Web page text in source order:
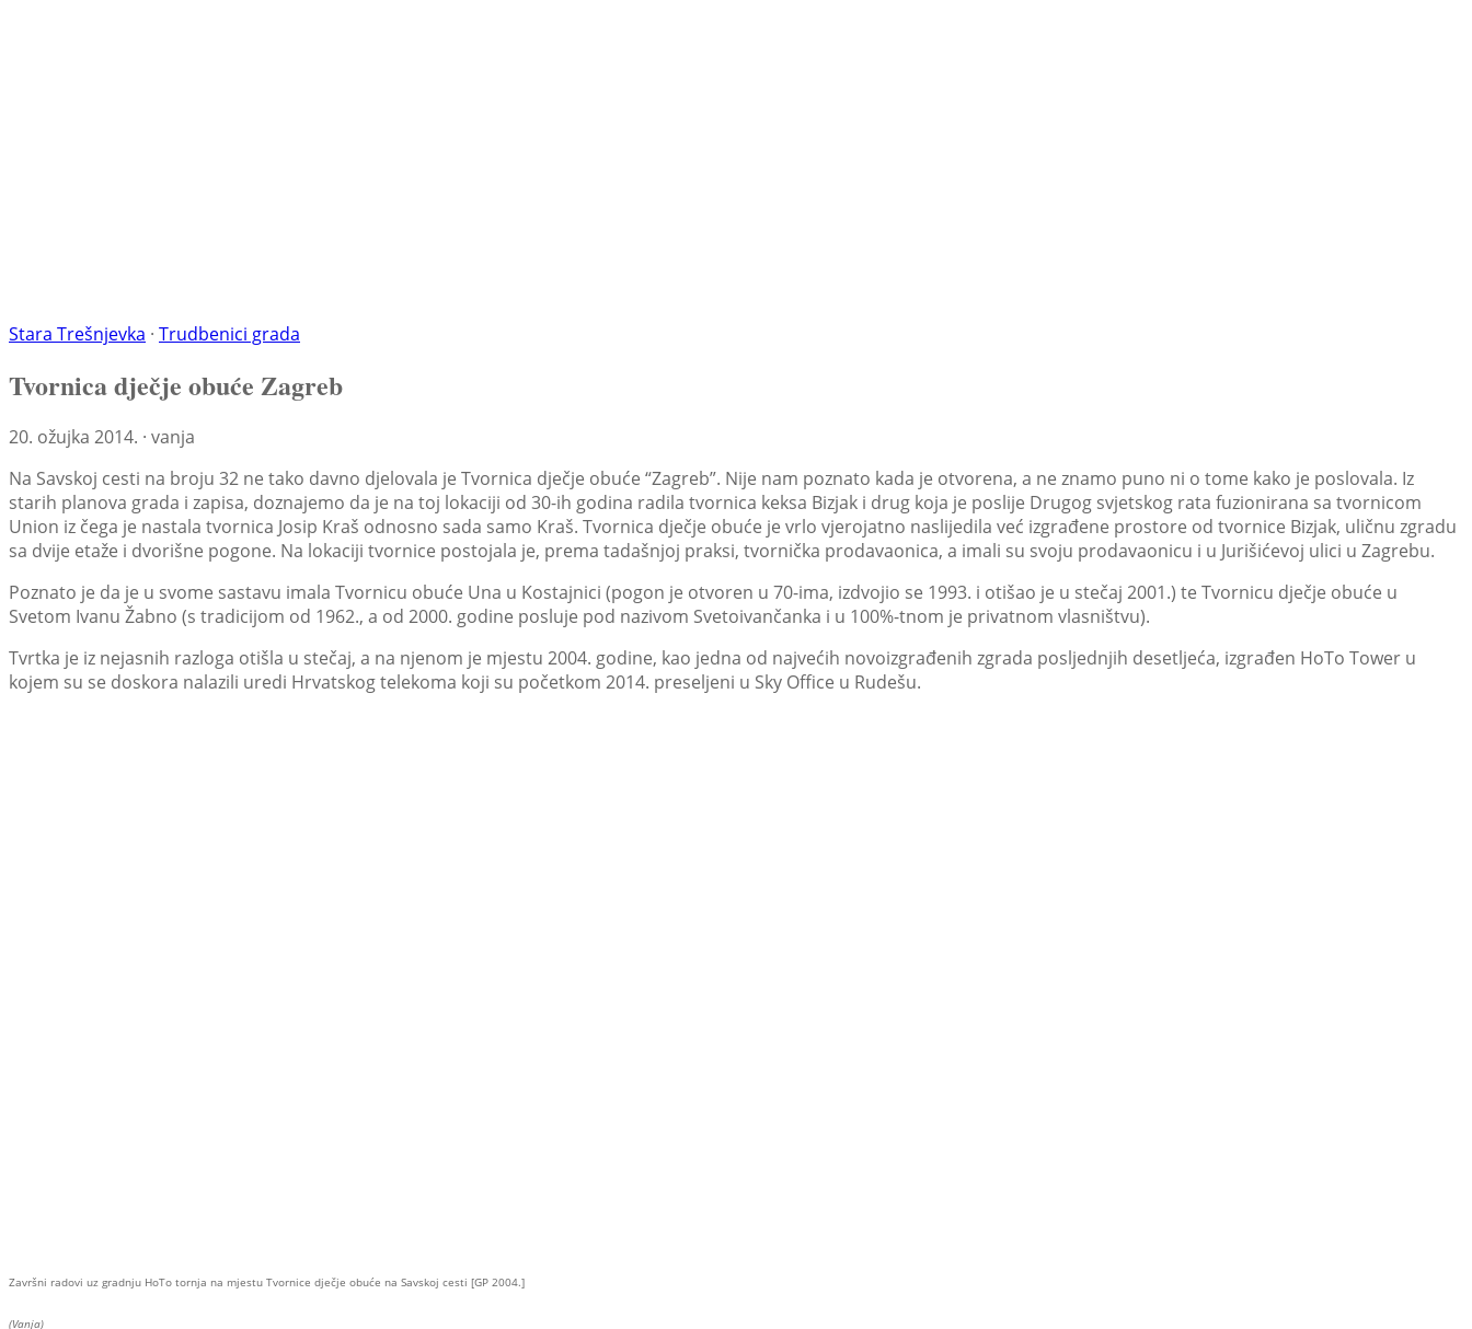
Stara Trešnjevka · Trudbenici grada
Tvornica dječje obuće Zagreb
20. ožujka 2014. · vanja
Na Savskoj cesti na broju 32 ne tako davno djelovala je Tvornica dječje obuće “Zagreb”. Nije nam poznato kada je otvorena, a ne znamo puno ni o tome kako je poslovala. Iz
starih planova grada i zapisa, doznajemo da je na toj lokaciji od 30-ih godina radila tvornica keksa Bizjak i drug koja je poslije Drugog svjetskog rata fuzionirana sa tvornicom
Union iz čega je nastala tvornica Josip Kraš odnosno sada samo Kraš. Tvornica dječje obuće je vrlo vjerojatno naslijedila već izgrađene prostore od tvornice Bizjak, uličnu zgradu
sa dvije etaže i dvorišne pogone. Na lokaciji tvornice postojala je, prema tadašnjoj praksi, tvornička prodavaonica, a imali su svoju prodavaonicu i u Jurišićevoj ulici u Zagrebu.
Poznato je da je u svome sastavu imala Tvornicu obuće Una u Kostajnici (pogon je otvoren u 70-ima, izdvojio se 1993. i otišao je u stečaj 2001.) te Tvornicu dječje obuće u
Svetom Ivanu Žabno (s tradicijom od 1962., a od 2000. godine posluje pod nazivom Svetoivančanka i u 100%-tnom je privatnom vlasništvu).
Tvrtka je iz nejasnih razloga otišla u stečaj, a na njenom je mjestu 2004. godine, kao jedna od najvećih novoizgrađenih zgrada posljednjih desetljeća, izgrađen HoTo Tower u
kojem su se doskora nalazili uredi Hrvatskog telekoma koji su početkom 2014. preseljeni u Sky Office u Rudešu.
Završni radovi uz gradnju HoTo tornja na mjestu Tvornice dječje obuće na Savskoj cesti [GP 2004.]
(Vanja)